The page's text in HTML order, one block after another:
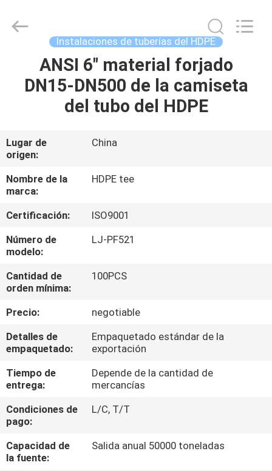
HOGAR
PRODUCTOS
SOBRE
NOSOTROS
VIAJE
DE
LA
DE
CALIDAD
ÉNTRENOS
EN
CONTACTO
CON
tubería
Rights
Reserved.
Instalaciones de tuberías del HDPE
ANSI 6" material forjado
DN15-DN500 de la camiseta
del tubo del HDPE
Lugar de
origen:
China
Nombre de la
marca:
HDPE tee
Certificación:
ISO9001
Número de
modelo:
LJ-PF521
Cantidad de
orden mínima:
100PCS
Precio:
negotiable
Detalles de
empaquetado:
Empaquetado estándar de la
exportación
Tiempo de
entrega:
Depende de la cantidad de
mercancías
Condiciones de
pago:
L/C, T/T
Capacidad de
la fuente:
Salida anual 50000 toneladas